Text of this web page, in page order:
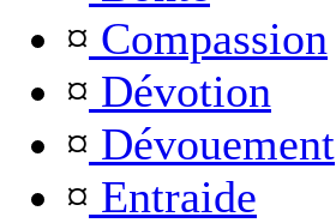
¤ Compassion
¤ Dévotion
¤ Dévouement
¤ Entraide